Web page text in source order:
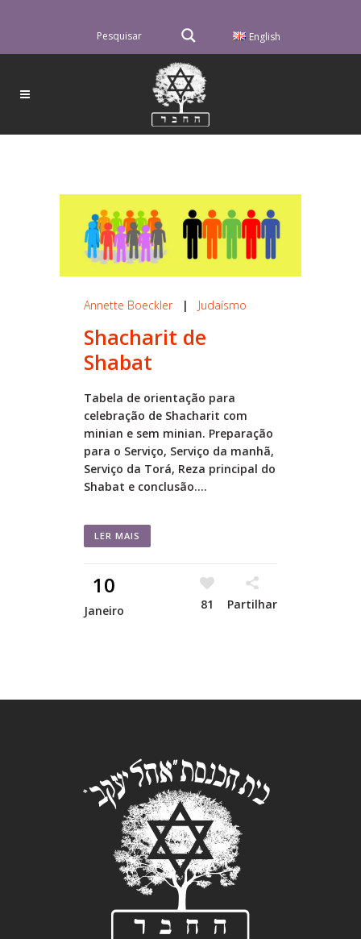
English
Annette Boeckler| Judaísmo
Shacharit de
Shabat
Tabela de orientação para
celebração de Shacharit com
minian e sem minian. Preparação
para o Serviço, Serviço da manhã,
Serviço da Torá, Reza principal do
Shabat e conclusão....
LER MAIS
10
Janeiro 81 Partilhar